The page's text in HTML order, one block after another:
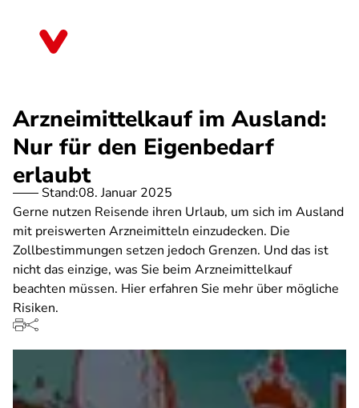
Arzneimittelkauf im Ausland:
Nur für den Eigenbedarf
erlaubt
Stand:08. Januar 2025
Gerne nutzen Reisende ihren Urlaub, um sich im Ausland
mit preiswerten Arzneimitteln einzudecken. Die
Zollbestimmungen setzen jedoch Grenzen. Und das ist
nicht das einzige, was Sie beim Arzneimittelkauf
beachten müssen. Hier erfahren Sie mehr über mögliche
Risiken.